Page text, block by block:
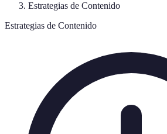
Estrategias de Contenido
Estrategias de Contenido